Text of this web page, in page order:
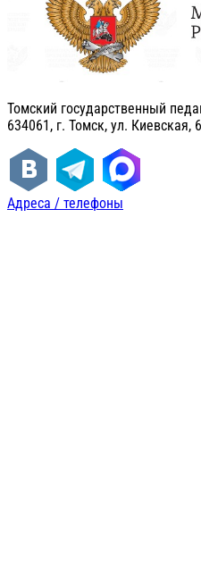
Томский государственный
634061, г. Томск, ул. Киевская,
Адреса / телефоны